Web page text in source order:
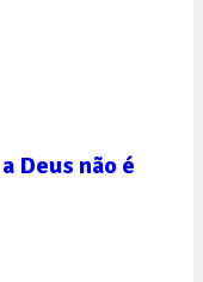
Deus não é